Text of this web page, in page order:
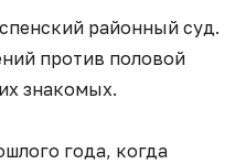
районный суд.
против половой
знакомых.
года, когда